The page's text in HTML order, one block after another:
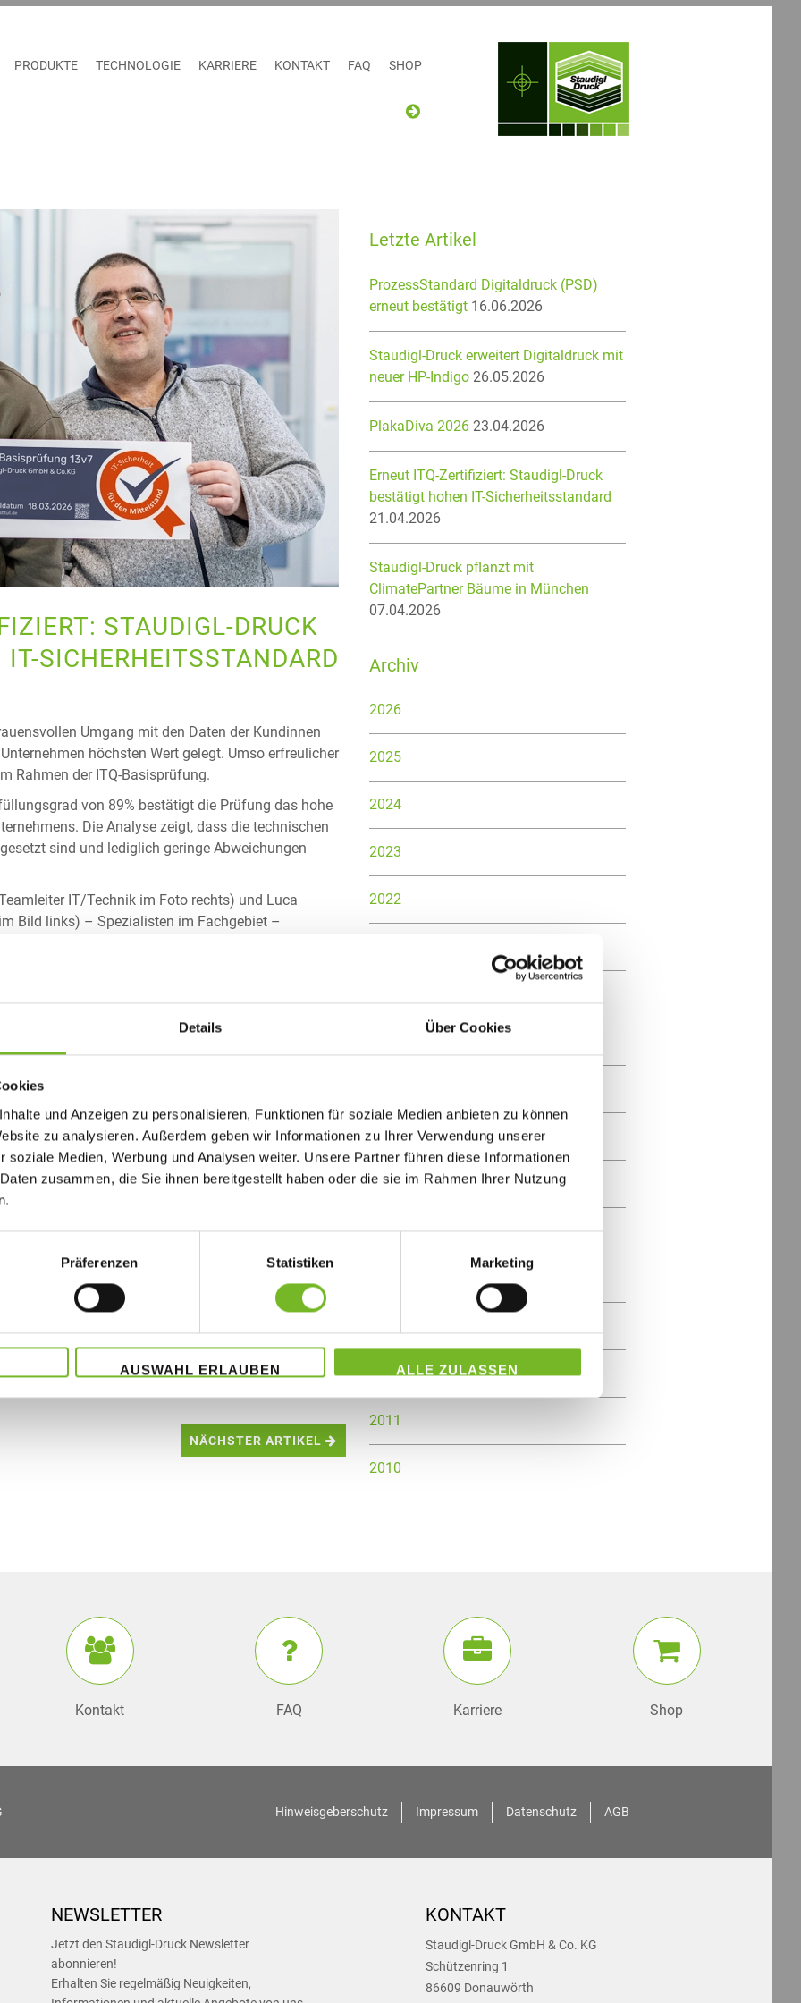
Details Über Cookies
und Anzeigen zu personalisieren, Funktionen für soziale Medien anbieten zu können
zu analysieren. Außerdem geben wir Informationen zu Ihrer Verwendung unserer
soziale Medien, Werbung und Analysen weiter. Unsere Partner führen diese Informationen
zusammen, die Sie ihnen bereitgestellt haben oder die sie im Rahmen Ihrer Nutzung
Präferenzen Statistiken Marketing
AUSWAHL ERLAUBEN ALLE ZULASSEN
PRODUKTE TECHNOLOGIE KARRIERE KONTAKT FAQ SHOP
STAUDIGL-DRUCK
SICHERHEITSSTANDARD
Umgang mit den Daten der Kundinnen
höchsten Wert gelegt. Umso erfreulicher
Rahmen der ITQ-Basisprüfung.
von 89% bestätigt die Prüfung das hohe
Die Analyse zeigt, dass die technischen
sind und lediglich geringe Abweichungen
IT/Technik im Foto rechts) und Luca
Bild links) – Spezialisten im Fachgebiet –
im Unternehmen
wurde die Resilienz der IT-Strukturen gezielt
im Fokus:
Richtlinien
noch mehr Sicherheit
dass die Staudigl-Druck GmbH & Co. KG über
verfügt.
des Sicherheitsniveaus gewährleistet – für
Zukunftssicherheit für Kunden und Partner.
NÄCHSTER ARTIKEL
Letzte Artikel
ProzessStandard Digitaldruck (PSD)
erneut bestätigt 16.06.2026
Staudigl-Druck erweitert Digitaldruck mit
neuer HP-Indigo 26.05.2026
PlakaDiva 2026 23.04.2026
Erneut ITQ-Zertifiziert: Staudigl-Druck
bestätigt hohen IT-Sicherheitsstandard
21.04.2026
Staudigl-Druck pflanzt mit
ClimatePartner Bäume in München
07.04.2026
Archiv
2026
2025
2024
2023
2022
2017
2016
2015
2012
2011
2010
Kontakt FAQ Karriere Shop
Hinweisgeberschutz Impressum Datenschutz AGB
NEWSLETTER
Jetzt den Staudigl-Druck Newsletter
abonnieren!
Erhalten Sie regelmäßig Neuigkeiten,
KONTAKT
Staudigl-Druck GmbH & Co. KG
Schützenring 1
86609 Donauwörth